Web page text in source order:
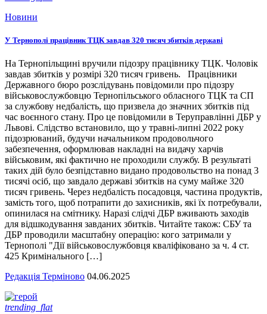
Новини
У Тернополі працівник ТЦК завдав 320 тисяч збитків державі
На Тернопільщині вручили підозру працівнику ТЦК. Чоловік
завдав збитків у розмірі 320 тисяч гривень. Працівники
Державного бюро розслідувань повідомили про підозру
військовослужбовцю Тернопільського обласного ТЦК та СП
за службову недбалість, що призвела до значних збитків під
час воєнного стану. Про це повідомили в Теруправлінні ДБР у
Львові. Слідство встановило, що у травні-липні 2022 року
підозрюваний, будучи начальником продовольчого
забезпечення, оформлював накладні на видачу харчів
військовим, які фактично не проходили службу. В результаті
таких дій було безпідставно видано продовольство на понад 3
тисячі осіб, що завдало державі збитків на суму майже 320
тисяч гривень. Через недбалість посадовця, частина продуктів,
замість того, щоб потрапити до захисників, які їх потребували,
опинилася на смітнику. Наразі слідчі ДБР вживають заходів
для відшкодування завданих збитків. Читайте також: СБУ та
ДБР проводили масштабну операцію: кого затримали у
Тернополі "Дії військовослужбовця кваліфіковано за ч. 4 ст.
425 Кримінального […]
Редакція Терміново 04.06.2025
trending_flat